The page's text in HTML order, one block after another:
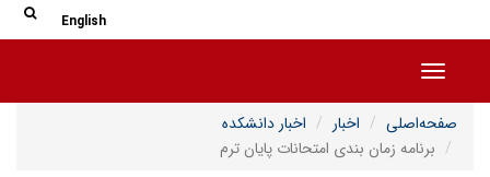
English
Toggle navigation
صفحه‌اصلی اخبار
اخبار دانشکده
برنامه زمان بندی امتحانات پایان ترم